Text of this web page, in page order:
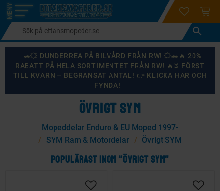
Meny
login
🚗💥 DUNDERREA PÅ BILVÅRD FRÅN RW! 💥🚗🔥 20%
RABATT PÅ HELA SORTIMENTET FRÅN RW! 🔥⏳ FÖRST
TILL KVARN – BEGRÄNSAT ANTAL! 👉 KLICKA HÄR OCH
FYNDA!
ÖVRIGT SYM
Mopeddelar Enduro & EU Moped 1997-
SYM Ram & Motordelar
Övrigt SYM
POPULÄRAST INOM "ÖVRIGT SYM"